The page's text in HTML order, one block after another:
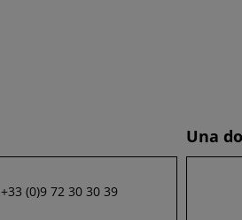
Una
+33 (0)9 72 30 30 39